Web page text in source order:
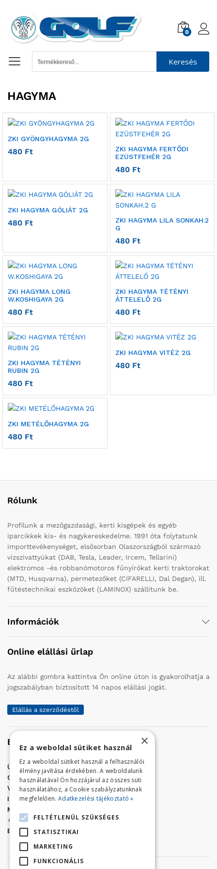
0
Keresés
HAGYMA
ZKI GYÖNGYHAGYMA 2G
480 Ft
ZKI HAGYMA FERTŐDI
EZÜSTFEHÉR 2G
480 Ft
ZKI HAGYMA GÓLIÁT 2G
480 Ft
ZKI HAGYMA LILA SONKAH.2
G
480 Ft
ZKI HAGYMA LONG
W.KOSHIGAYA 2G
480 Ft
ZKI HAGYMA TÉTÉNYI
ÁTTELELŐ 2G
480 Ft
ZKI HAGYMA TÉTÉNYI
RUBIN 2G
480 Ft
ZKI HAGYMA VITÉZ 2G
480 Ft
ZKI METÉLŐHAGYMA 2G
480 Ft
Rólunk
Profilunk a mezőgazdasági, kerti kisgépek és egyéb
iparcikkek kis- és nagykereskedelme. 1991 óta folytatunk
importtevékenységet, elsősorban Olaszországból származó
vízszivattyúkat (DAB, Tesla, Leader, Ircem, Tellarini)
elektromos -és robbanómotoros fűnyírókat kerti traktorokat
(MTD, Husqvarna), permetezőket (CIFARELLI, Dal Degan), ill.
fűtéstechnikai eszközöket (LAMINOX) szállítunk be.
Információk
Online elállási űrlap
Az alábbi gombra kattintva Ön online úton is gyakorolhatja a
jogszabályban biztosított 14 napos elállási jogát.
Elállás a szerződéstől
Elérhetőség
Üzletünk címe:
Szolnok, Vércse út 17.
Golf Center Áruház:06 (56) 423-324
VÁR-Kert Áruház: 06 (56) 429-771
Iroda:06 (56) 421-857
Megrendelés, termék információ:
+36 (70) 938-3356
E-mail:
golfaruhaz@gmail.com
×
Ez a weboldal sütiket használ
Ez a weboldal sütiket használ a felhasználói
élmény javítása érdekében. A weboldalunk
használatával Ön hozzájárul az összes süti
használatához, a Cookie szabályzatunknak
megfelelően. Adatkezelési tájékoztató »
FELTÉTLENÜL SZÜKSÉGES
STATISZTIKAI
MARKETING
FUNKCIONÁLIS